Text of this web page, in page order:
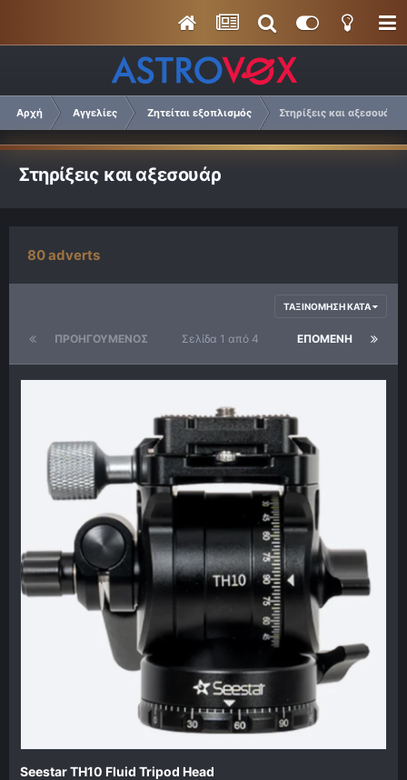
Αρχή Αγγελίες Ζητείται εξοπλισμός Στηρίξεις και αξεσουάρ
Στηρίξεις και αξεσουάρ
80 adverts
ΤΑΞΙΝΌΜΗΣΗ ΚΑΤΆ
ΠΡΟΗΓΟΎΜΕΝΟΣ ΕΠΌΜΕΝΗ
Σελίδα 1 από 4
Seestar TH10 Fluid Tripod Head